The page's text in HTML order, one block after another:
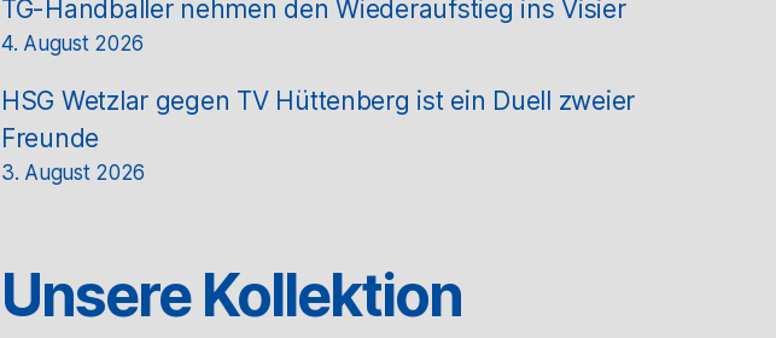
TG-Handballer nehmen den Wiederaufstieg ins Visier
4. August 2026
HSG Wetzlar gegen TV Hüttenberg ist ein Duell zweier
Freunde
3. August 2026
Unsere Kollektion